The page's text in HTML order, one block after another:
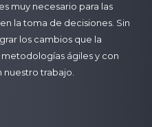
muy necesario para las
la toma de decisiones. Sin
los cambios que la
ágiles y con
nuestro trabajo.